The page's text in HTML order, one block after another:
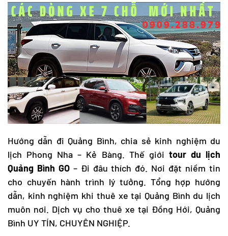
Hướng dẫn đi Quảng Bình, chia sẻ kinh nghiệm du
lịch Phong Nha – Kẻ Bàng. Thế giới tour du lịch
Quảng Bình GO– Đi đâu thích đó. Nơi đặt niềm tin
cho chuyến hành trình lý tưởng. Tổng hợp hướng
dẫn, kinh nghiệm khi thuê xe tại Quảng Bình du lịch
muôn nơi. Dịch vụ cho thuê xe tại Đồng Hới, Quảng
Bình UY TÍN, CHUYÊN NGHIỆP.